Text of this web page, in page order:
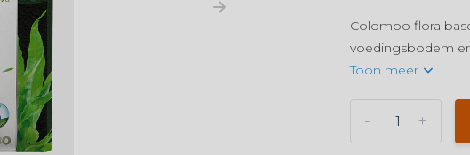
Colombo flora
voedingsbodem
Toon meer
+
-